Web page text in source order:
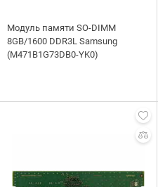
Модуль памяти SO-DIMM
8GB/1600 DDR3L Samsung
(M471B1G73DB0-YK0)